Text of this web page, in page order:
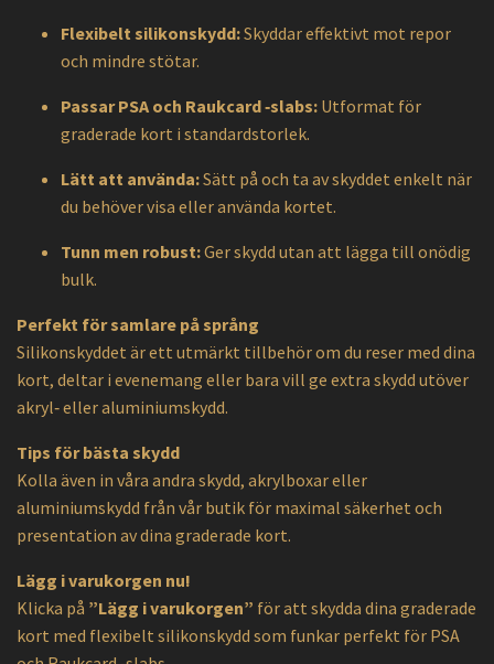
Flexibelt silikonskydd:Skyddar effektivt mot repor
och mindre stötar.
Passar PSA och Raukcard ‑slabs: Utformat för
graderade kort i standardstorlek.
Lätt att använda:Sätt på och ta av skyddet enkelt när
du behöver visa eller använda kortet.
Tunn men robust:Ger skydd utan att lägga till onödig
bulk.
Perfekt för samlare på språng
Silikonskyddet är ett utmärkt tillbehör om du reser med dina
kort, deltar i evenemang eller bara vill ge extra skydd utöver
akryl‑ eller aluminiumskydd.
Tips för bästa skydd
Kolla även in våra andra skydd, akrylboxar eller
aluminiumskydd från vår butik för maximal säkerhet och
presentation av dina graderade kort.
Lägg i varukorgen nu!
Klicka på ”Lägg i varukorgen” för att skydda dina graderade
kort med flexibelt silikonskydd som funkar perfekt för PSA